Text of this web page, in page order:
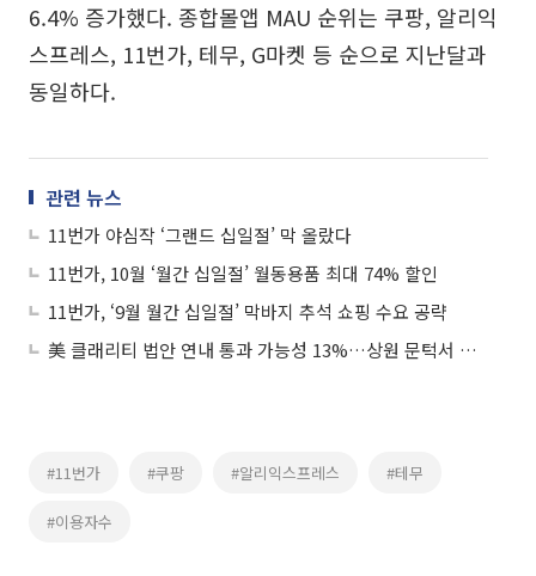
6.4% 증가했다. 종합몰앱 MAU 순위는 쿠팡, 알리익
스프레스, 11번가, 테무, G마켓 등 순으로 지난달과
동일하다.
관련 뉴스
11번가 야심작 ‘그랜드 십일절’ 막 올랐다
11번가, 10월 ‘월간 십일절’ 월동용품 최대 74% 할인
11번가, ‘9월 월간 십일절’ 막바지 추석 쇼핑 수요 공략
美 클래리티 법안 연내 통과 가능성 13%…상원 문턱서 제동
#11번가 #쿠팡 #알리익스프레스 #테무
#이용자수